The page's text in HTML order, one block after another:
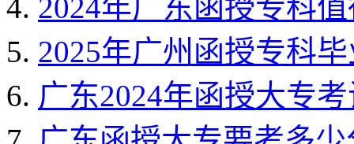
2024年广东函授专科
2025年广州函授专科
广东2024年函授大专